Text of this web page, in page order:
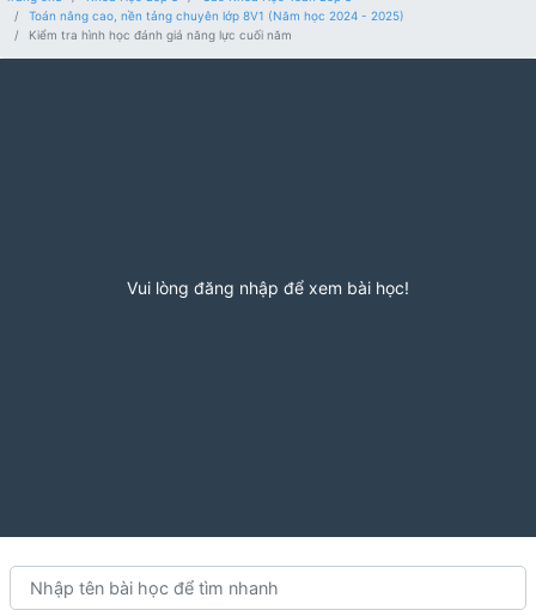
Toán nâng cao, nền tảng chuyên lớp 8V1 (Năm học 2024 - 2025)
Kiểm tra hình học đánh giá năng lực cuối năm
Vui lòng đăng nhập để xem bài học!